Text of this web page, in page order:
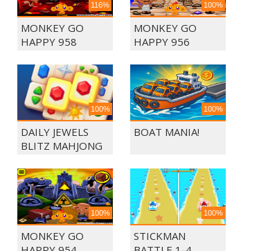
116%
MONKEY GO
HAPPY 958
100%
MONKEY GO
HAPPY 956
100%
DAILY JEWELS
BLITZ MAHJONG
100%
BOAT MANIA!
100%
MONKEY GO
100%
STICKMAN